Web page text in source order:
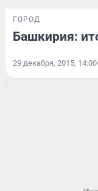
ГОРОД
Башкирия:
29 декабря, 2015, 14:00